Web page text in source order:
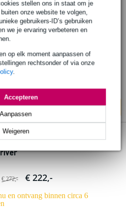
stellen ons in staat om je
onze website te volgen,
gebruikers-ID’s gebruiken
we je ervaring verbeteren en
op elk moment aanpassen of
rechtsonder of via onze
.
Weigeren
Aanpassen
Accepteren
200 S 8 inch woofer 115W 8
€ 79,- € 59,-
en ontvang binnen circa 6
winkelwagen
200 - 8 Ohm 20 cm high-end
€ 272,- € 222,-
en ontvang binnen circa 6